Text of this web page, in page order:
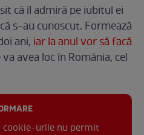
că îl admiră pe iubitul ei
s-au cunoscut. Formează
ani, iar la anul vor să facă
avea loc în România, cel
cookie-urile nu permit